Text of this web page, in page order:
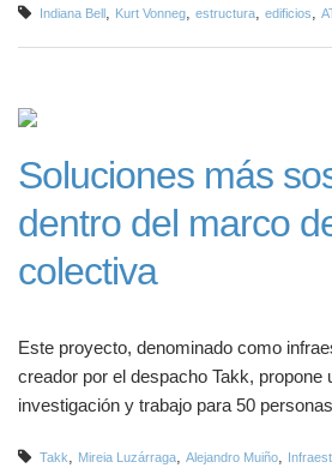
Indiana Bell Kurt Vonneg estructura edificios
Soluciones más
dentro del marco
colectiva
Este proyecto, denominado como
creador por el despacho Takk, propone
investigación y trabajo para 50
Takk Mireia Luzárraga Alejandro Muiño